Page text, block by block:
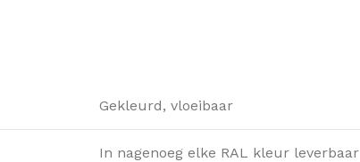
Gekleurd, vloeibaar
In nagenoeg elke RAL kleur leverbaar